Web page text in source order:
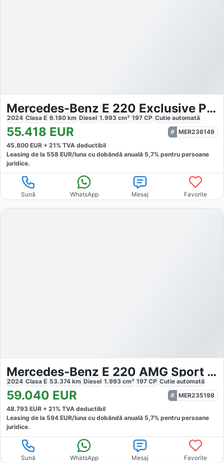
Mercedes-Benz E 220 Exclusive Premium
2024 Clasa E 6.180 km Diesel 1.993 cm³ 197 CP Cutie automată
55.418 EUR
MER236149
45.800 EUR + 21% TVA deductibil
Leasing de la 558 EUR/luna cu dobăndă anuală 5,7% pentru persoane
juridice.
Sună WhatsApp Mesaj Favorite
Mercedes-Benz E 220 AMG Sport Night Distr
2024 Clasa E 53.374 km Diesel 1.993 cm³ 197 CP Cutie automată
59.040 EUR
MER235198
48.793 EUR + 21% TVA deductibil
Leasing de la 594 EUR/luna cu dobăndă anuală 5,7% pentru persoane
juridice.
Sună WhatsApp Mesaj Favorite